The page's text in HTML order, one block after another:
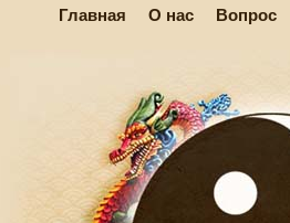
Главная О нас Вопрос